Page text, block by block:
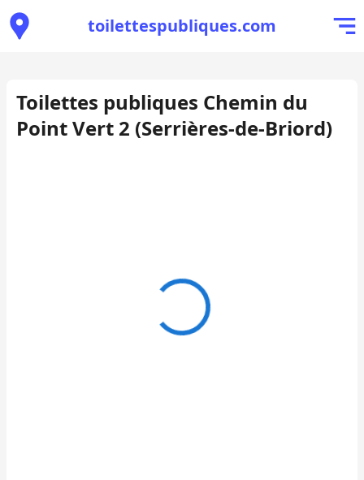
toilettespubliques.com
Toilettes publiques Chemin du
Point Vert 2 (Serrières-de-Briord)